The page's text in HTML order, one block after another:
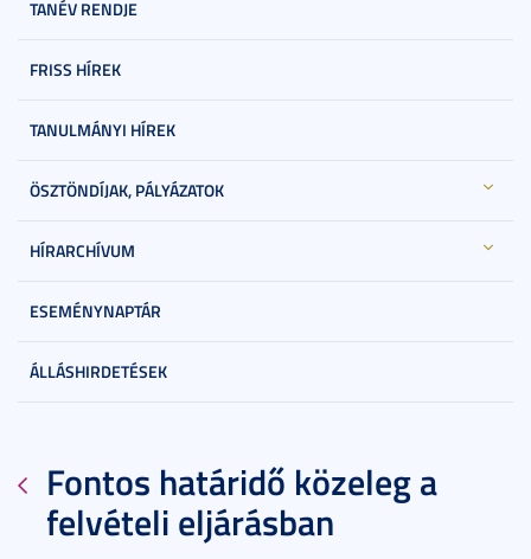
TANÉV RENDJE
FRISS HÍREK
TANULMÁNYI HÍREK
ÖSZTÖNDÍJAK, PÁLYÁZATOK
HÍRARCHÍVUM
ESEMÉNYNAPTÁR
ÁLLÁSHIRDETÉSEK
Fontos határidő közeleg a
felvételi eljárásban